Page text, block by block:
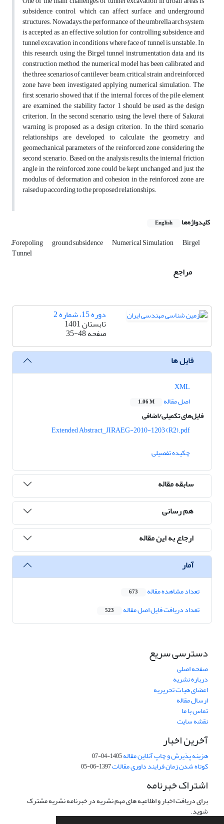
subsidence control, which can affect surface and underground
structures. Nowadays, the performance of the umbrella arch system
is accepted as an effective solution for controlling subsidence and
tunnel excavation in conditions where face of tunnel is unstable. In
this research, using the Birgel tunnel instrumentation data and its
construction method, the numerical model has been calibrated and
the three scenarios of cantilever beam, critical strain and reinforced
zone have been investigated applying numerical simulation. The
first scenario showed that if the internal forces of the pile element
are examined, the stability factor 1 should be used as the design
criterion. In the second scenario, using the level there of Sakurai
warning is proposed as a design criterion. In the third scenario,
relationships are developed to calculate the geometry and
geomechanical parameters of the reinforced zone considering the
second scenario. Based on the analysis results, the internal friction
angle in the reinforced zone could be kept unchanged and just the
modulus of deformation and cohesion in the reinforced zone are
raised up according to the proposed relationships.
کلیدواژه‌ها English
ّForepoling ground subsidence Numerical Simulation Birgel
Tunnel
مراجع
دوره 15، شماره 2
تابستان 1401
صفحه35-48
فایل ها
اصل مقاله
1.06 M
فایل‌های تکمیلی/اضافی
Extended Abstract_JIRAEG-2010-1203 (R2).pdf
چکیده تفصیلی
سابقه مقاله
هم رسانی
ارجاع به این مقاله
آمار
تعداد مشاهده مقاله 673
تعداد دریافت فایل اصل مقاله 523
دسترسی سریع
صفحه اصلی
درباره نشریه
اعضای هیات تحریریه
ارسال مقاله
تماس با ما
نقشه سایت
آخرین اخبار
هزینه پذیرش و چاپ آنلاین مقاله1405-04-07
کوتاه شدن زمان فرایند داوری مقالات1397-06-05
اشتراک خبرنامه
برای دریافت اخبار و اطلاعیه های مهم نشریه در خبرنامه نشریه مشترک
شوید.